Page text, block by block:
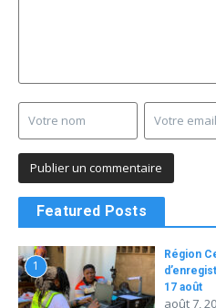
Featured Posts
1
Région
17 août
août 7,